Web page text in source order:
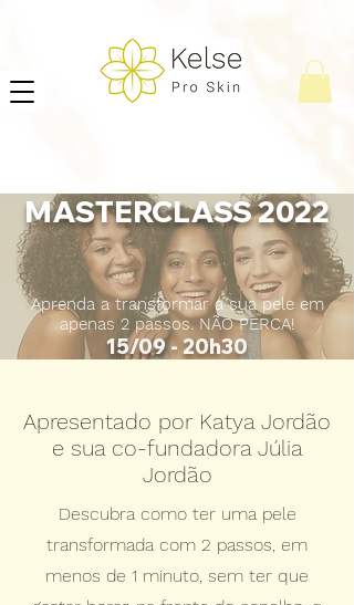
MASTERCLASS 2022
Aprenda a transformar a sua pele em
apenas 2 passos. NÃO PERCA!
15/09 - 20h30
Apresentado por Katya Jordão
e sua co-fundadora Júlia
Jordão
Descubra como ter uma pele
transformada com 2 passos, em
menos de 1 minuto, sem ter que